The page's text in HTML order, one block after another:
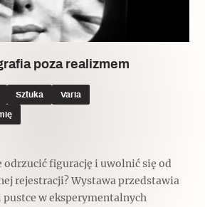
rzeczy
Indiana Jones
wskrzesić smak
- rezerwat archeologiczny
Muzeum Techniki
poza realizmem
Sztuka Varia
odrzucić figurację i uwolnić się od
rejestracji? Wystawa przedstawia
w eksperymentalnych